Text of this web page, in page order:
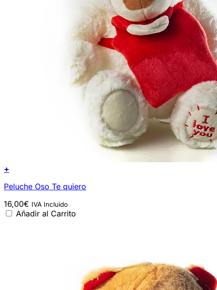
+
Peluche Oso Te quiero
16,00€ IVA Incluido
Añadir al Carrito